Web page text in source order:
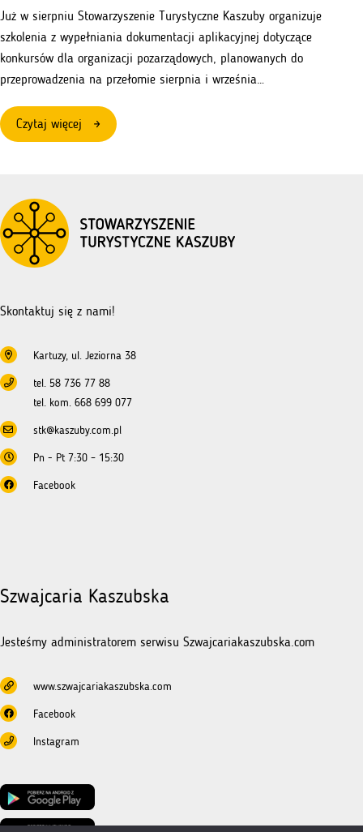
Już w sierpniu Stowarzyszenie Turystyczne Kaszuby organizuje
szkolenia z wypełniania dokumentacji aplikacyjnej dotyczące
konkursów dla organizacji pozarządowych, planowanych do
przeprowadzenia na przełomie sierpnia i września…
Czytaj więcej
Szkolenia
się
o
Skontaktuj się z nami!
Kartuzy, ul. Jeziorna 38
tel. 58 736 77 88
tel. kom. 668 699 077
stk@kaszuby.com.pl
Pn - Pt 7:30 – 15:30
Facebook
Szwajcaria Kaszubska
Jesteśmy administratorem serwisu Szwajcariakaszubska.com
www.szwajcariakaszubska.com
Facebook
Instagram